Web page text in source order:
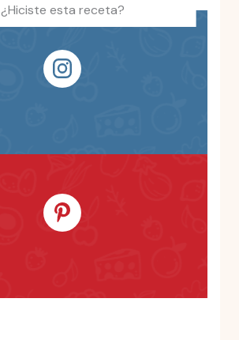
¿Hiciste esta receta?